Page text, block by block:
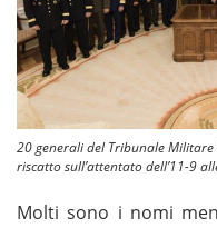
20 generali del Tribunale
riscatto sull’attentato dell’11-9
Molti sono i nomi